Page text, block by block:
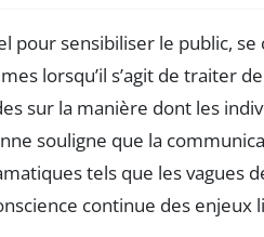
pour sensibiliser le public,
lorsqu’il s’agit de traiter
sur la manière dont les
souligne que la
tels que les vagues
continue des enjeux